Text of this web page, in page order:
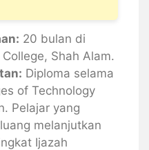
20 bulan di
Shah Alam.
Diploma selama
of Technology
Pelajar yang
melanjutkan
Ijazah